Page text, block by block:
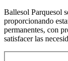
Ballesol Parquesol
proporcionando
permanentes, con
satisfacer las